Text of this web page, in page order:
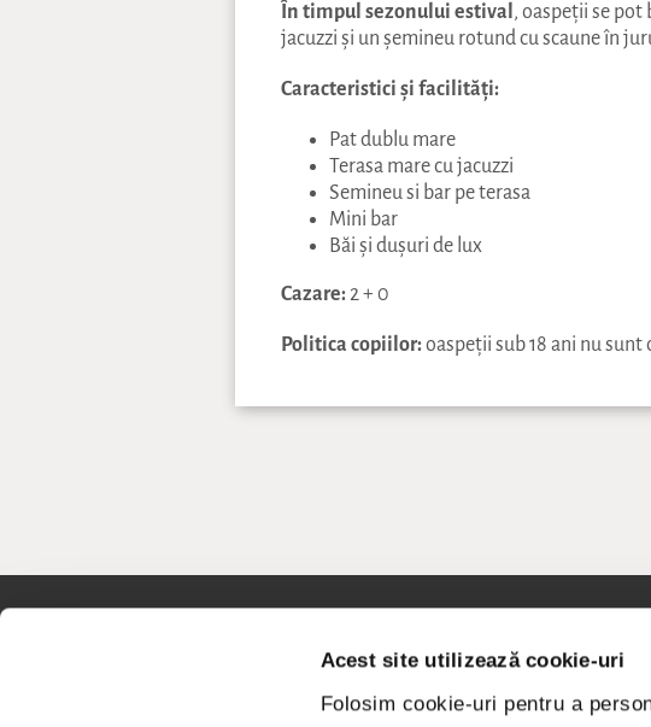
Acest site utilizează cookie-uri
Folosim cookie-uri pentru a
În timpul sezonului estival , oaspeții se pot
jacuzzi și un șemineu rotund cu scaune în
Caracteristici și facilități:
Pat dublu mare
Terasa mare cu jacuzzi
Semineu si bar pe terasa
Mini bar
Băi și dușuri de lux
Cazare:2 + 0
Politica copiilor:oaspeții sub 18 ani nu sunt
Legăturile